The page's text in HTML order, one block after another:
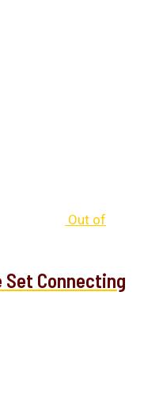
Out of
Connecting